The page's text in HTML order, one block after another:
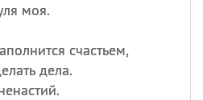
моя.
счастьем,
дела.